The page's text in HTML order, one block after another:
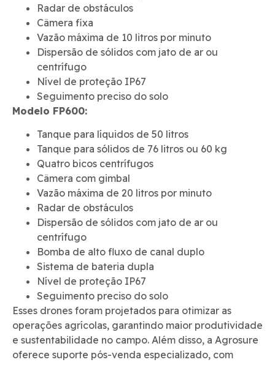
Radar de obstáculos
Câmera fixa
Vazão máxima de 10 litros por minuto
Dispersão de sólidos com jato de ar ou
centrífugo
Nível de proteção IP67
Seguimento preciso do solo
Modelo FP600:
Tanque para líquidos de 50 litros
Tanque para sólidos de 76 litros ou 60 kg
Quatro bicos centrífugos
Câmera com gimbal
Vazão máxima de 20 litros por minuto
Radar de obstáculos
Dispersão de sólidos com jato de ar ou
centrífugo
Bomba de alto fluxo de canal duplo
Sistema de bateria dupla
Nível de proteção IP67
Seguimento preciso do solo
Esses drones foram projetados para otimizar as
operações agrícolas, garantindo maior produtividade
e sustentabilidade no campo. Além disso, a Agrosure
oferece suporte pós-venda especializado, com